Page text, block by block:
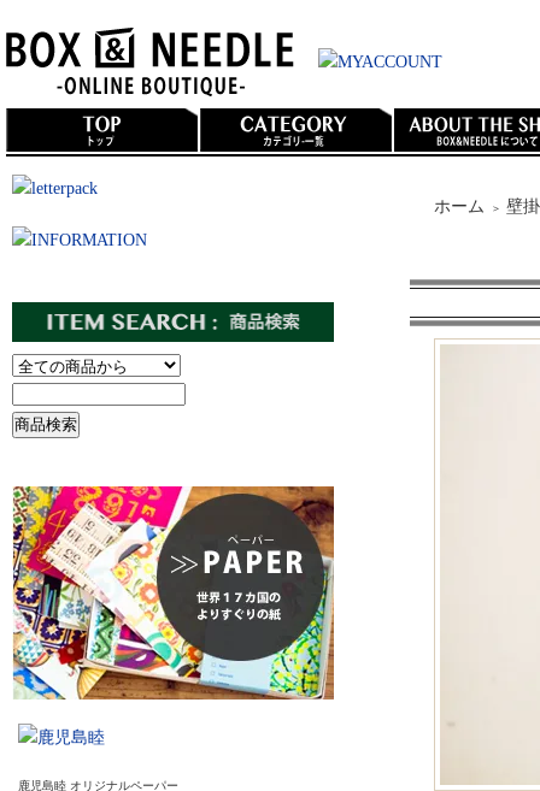
鹿児島睦 オリジナルペーパー
ホーム ＞ 壁